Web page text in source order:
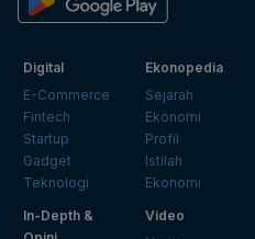
Digital
E-Commerce
Fintech
Startup
Gadget
Teknologi
Ekonopedia
Sejarah
Ekonomi
Profil
Istilah
Ekonomi
In-Depth &
Video